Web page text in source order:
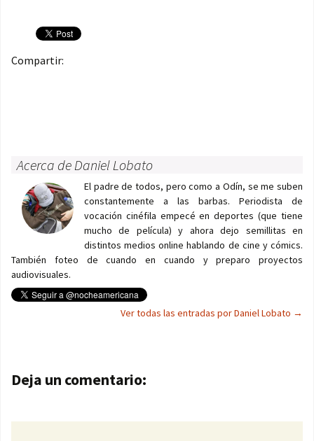
Compartir:
Acerca de Daniel Lobato
El padre de todos, pero como a Odín, se me suben
constantemente a las barbas. Periodista de
vocación cinéfila empecé en deportes (que tiene
mucho de película) y ahora dejo semillitas en
distintos medios online hablando de cine y cómics.
También foteo de cuando en cuando y preparo proyectos
audiovisuales.
Ver todas las entradas por Daniel Lobato →
Navegación de entradas
Deja un comentario: